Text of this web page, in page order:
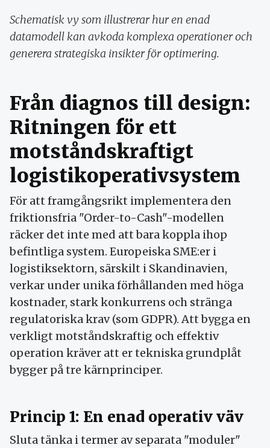
Schematisk vy som illustrerar hur en enad
datamodell kan avkoda komplexa operationer och
generera strategiska insikter för optimering.
Från diagnos till design:
Ritningen för ett
motståndskraftigt
logistikoperativsystem
För att framgångsrikt implementera den
friktionsfria "Order-to-Cash"-modellen
räcker det inte med att bara koppla ihop
befintliga system. Europeiska SME:er i
logistiksektorn, särskilt i Skandinavien,
verkar under unika förhållanden med höga
kostnader, stark konkurrens och stränga
regulatoriska krav (som GDPR). Att bygga en
verkligt motståndskraftig och effektiv
operation kräver att er tekniska grundplåt
bygger på tre kärnprinciper.
Princip 1: En enad operativ väv
Sluta tänka i termer av separata "moduler"